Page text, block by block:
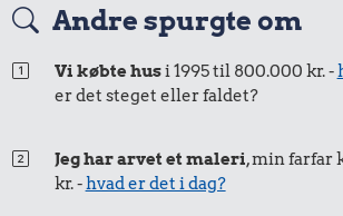
Andre spurgte om
Vi købte husi 1995 til 800.000 kr. -
er det steget eller faldet?
Jeg har arvet et maleri, min farfar
kr. -hvad er det i dag?